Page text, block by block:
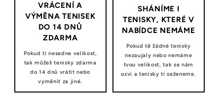
VRÁCENÍ A
VÝMĚNA TENISEK
DO 14 DNŮ
ZDARMA
Pokud ti nesedne velikost,
tak můžeš tenisky zdarma
do 14 dnů vrátit nebo
vyměnit za jiné.
SHÁNÍME I
TENISKY, KTERÉ V
NABÍDCE NEMÁME
Pokud tě žádné tenisky
nezaujaly nebo nemáme
tvou velikost, tak se nám
ozvi a tenisky ti seženeme.